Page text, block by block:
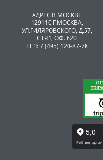
АДРЕС В МОСКВЕ
129110 Г.МОСКВА,
УЛ.ГИЛЯРОВСКОГО, Д.57,
СТР.1, ОФ. 620
ТЕЛ: 7 (495) 120-87-78